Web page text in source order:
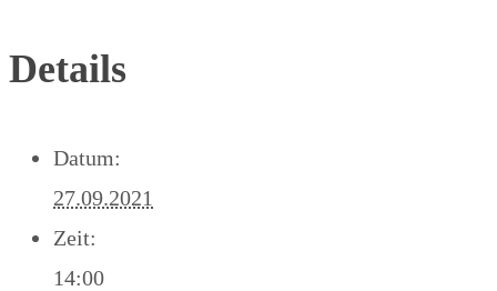
Details
Datum:
27.09.2021
Zeit:
14:00